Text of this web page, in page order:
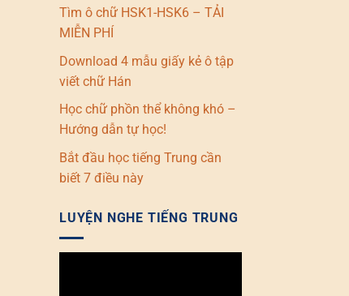
Tìm ô chữ HSK1-HSK6 – TẢI
MIỄN PHÍ
Download 4 mẫu giấy kẻ ô tập
viết chữ Hán
Học chữ phồn thể không khó –
Hướng dẫn tự học!
Bắt đầu học tiếng Trung cần
biết 7 điều này
LUYỆN NGHE TIẾNG TRUNG